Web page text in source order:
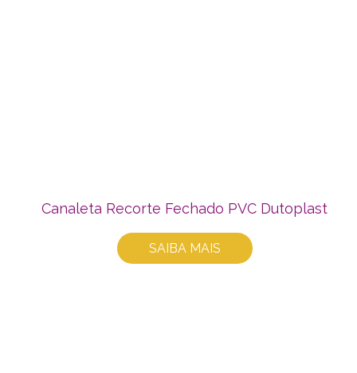
Canaleta Recorte Fechado PVC Dutoplast
SAIBA MAIS